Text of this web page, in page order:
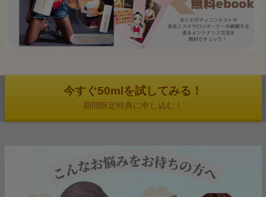
今すぐ50mlを試してみる！
期間限定特典に申し込む！